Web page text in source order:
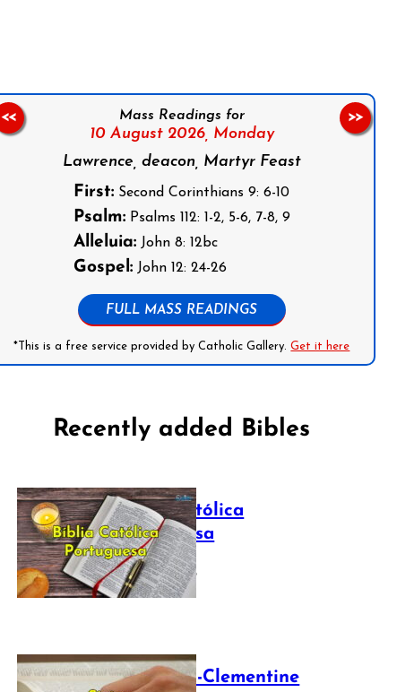
Mass Readings for
10 August 2026, Monday
Lawrence, deacon, Martyr Feast
First:Second Corinthians 9: 6-10
Psalm:Psalms 112: 1-2, 5-6, 7-8, 9
Alleluia:John 8: 12bc
Gospel:John 12: 24-26
FULL MASS READINGS
*This is a free service provided by Catholic Gallery.Get it here
<< >>
Recently added Bibles
Bíblia Católica
Portuguesa
July 16, 2025
The Sixto-Clementine